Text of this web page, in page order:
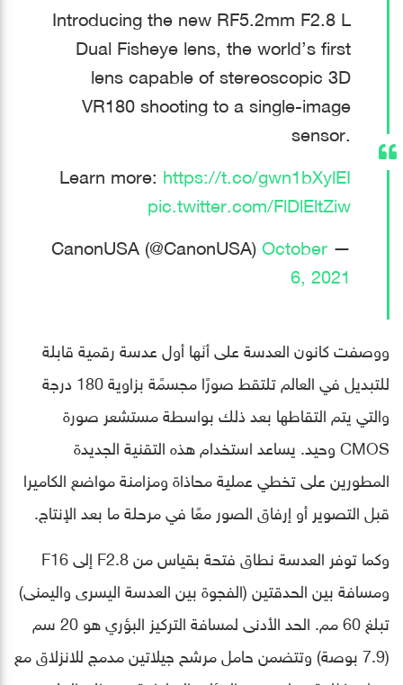
Introducing the new RF5.2mm F2.8 L
Dual Fisheye lens, the world’s first
lens capable of stereoscopic 3D
VR180 shooting to a single-image
sensor.
Learn more: https://t.co/gwn1bXylEI
pic.twitter.com/FlDlEltZiw
— CanonUSA (@CanonUSA)
October
6, 2021
ووصفت كانون العدسة على أنَها أول عدسة رقمية قابلة
للتبديل في العالم تلتقط صورًا مجسمًة بزاوية 180 درجة
والتي يتم التقاطها بعد ذلك بواسطة مستشعر صورة
CMOS وحيد. يساعد استخدام هذه التقنية الجديدة
المطورين على تخطي عملية محاذاة ومزامنة مواضع الكاميرا
قبل التصوير أو إرفاق الصور معًا في مرحلة ما بعد الإنتاج.
وكما توفر العدسة نطاق فتحة بقياس من F2.8 إلى F16
ومسافة بين الحدقتين (الفجوة بين العدسة اليسرى واليمنى)
تبلغ 60 مم. الحد الأدنى لمسافة التركيز البؤري هو 20 سم
(7.9 بوصة) وتتضمن حامل مرشح جيلاتين مدمج للانزلاق مع